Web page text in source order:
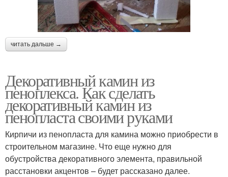
читать дальше →
Декоративный камин из
пеноплекса. Как сделать
декоративный камин из
пенопласта своими руками
Кирпичи из пенопласта для камина можно приобрести в
строительном магазине. Что еще нужно для
обустройства декоративного элемента, правильной
расстановки акцентов – будет рассказано далее.